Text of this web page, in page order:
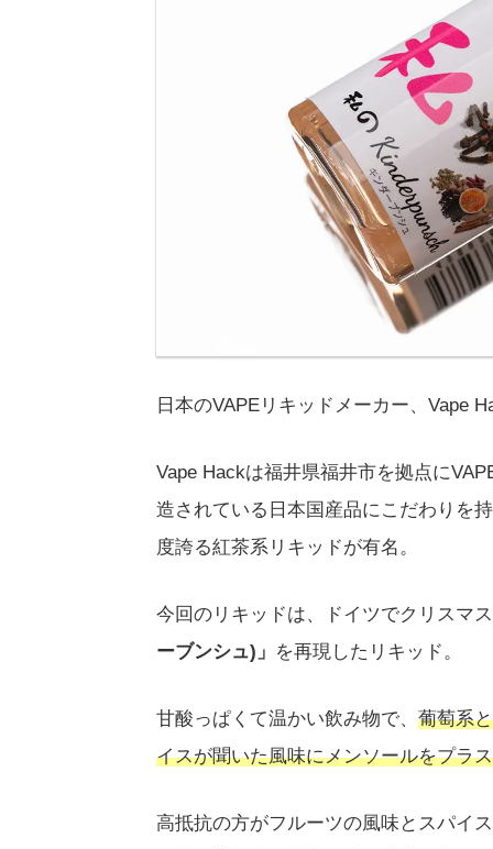
日本のVAPEリキッドメーカー、Vape
Vape Hackは福井県福井市を拠点に
造されている日本国産品にこだわりを
度誇る紅茶系リキッドが有名。
今回のリキッドは、ドイツでクリスマ
ーブンシュ)」 を再現したリキッド。
甘酸っぱくて温かい飲み物で、 葡萄系
イスが聞いた風味にメンソールをプラ
高抵抗の方がフルーツの風味とスパイ